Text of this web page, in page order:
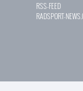
RSS-FEED
RADSPORT-